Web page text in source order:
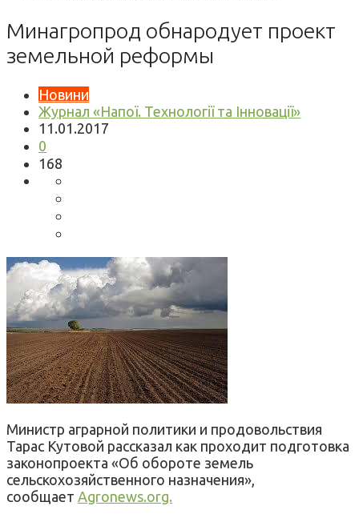
Минагропрод обнародует проект
земельной реформы
Новини
Журнал «Напої. Технології та Інновації»
11.01.2017
0
168
Министр аграрной политики и продовольствия
Тарас Кутовой рассказал как проходит подготовка
законопроекта «Об обороте земель
сельскохозяйственного назначения»,
сообщает Agronews.org.